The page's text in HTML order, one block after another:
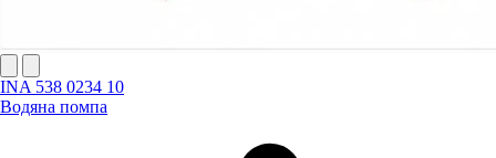
INA 538 0234 10
Водяна помпа